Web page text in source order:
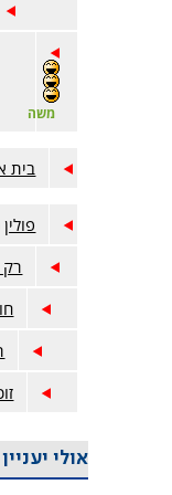
משה
בית
פולין
רק
אולי